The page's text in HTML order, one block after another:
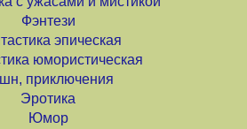
Фэнтези
эпическая
юмористическая
приключения
Эротика
Юмор